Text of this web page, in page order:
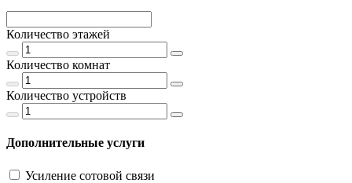
Количество этажей
Количество комнат
Количество устройств
Дополнительные услуги
Усиление сотовой связи